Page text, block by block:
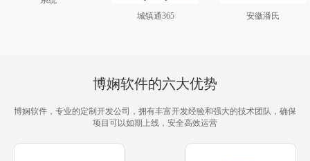
城镇通365
安徽潘氏
博娴软件的六大优势
博娴软件，专业的定制开发公司，拥有丰富开发经验和强大的技术团队，确保
项目可以如期上线，安全高效运营